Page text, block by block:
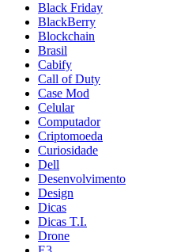
Black Friday
BlackBerry
Blockchain
Brasil
Cabify
Call of Duty
Case Mod
Celular
Computador
Criptomoeda
Curiosidade
Dell
Desenvolvimento
Design
Dicas
Dicas T.I.
Drone